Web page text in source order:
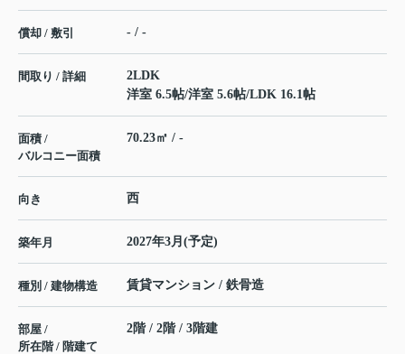
償却 / 敷引 - / -
間取り / 詳細
2LDK
洋室 6.5帖/洋室 5.6帖/LDK 16.1帖
面積 /
バルコニー面積
70.23㎡ / -
向き 西
築年月 2027年3月(予定)
種別 / 建物構造 賃貸マンション / 鉄骨造
部屋 /
所在階 / 階建て
2階 / 2階 / 3階建